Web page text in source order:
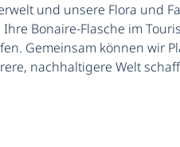
und unsere Flora und
Bonaire-Flasche im
Gemeinsam können wir
nachhaltigere Welt